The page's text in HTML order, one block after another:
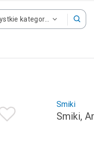
Smiki
Smiki,